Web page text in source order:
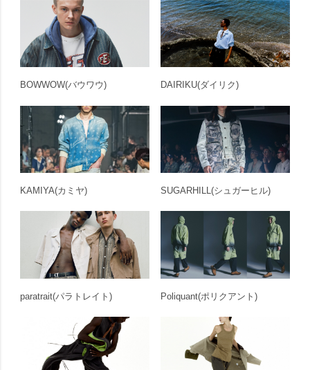
BOWWOW(バウワウ) DAIRIKU(ダイリク)
KAMIYA(カミヤ) SUGARHILL(シュガーヒル)
paratrait(パラトレイト) Poliquant(ポリクアント)